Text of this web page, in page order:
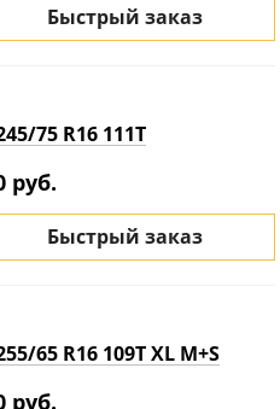
Быстрый заказ
75 R16 111T
руб.
Быстрый заказ
65 R16 109T XL M+S
руб.